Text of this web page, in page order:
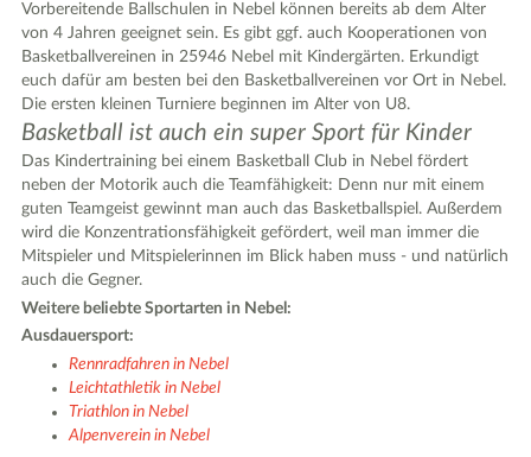
Vorbereitende Ballschulen in Nebel können bereits ab dem Alter
von 4 Jahren geeignet sein. Es gibt ggf. auch Kooperationen von
Basketballvereinen in 25946 Nebel mit Kindergärten. Erkundigt
euch dafür am besten bei den Basketballvereinen vor Ort in Nebel.
Die ersten kleinen Turniere beginnen im Alter von U8.
Basketball ist auch ein super Sport für Kinder
Das Kindertraining bei einem Basketball Club in Nebel fördert
neben der Motorik auch die Teamfähigkeit: Denn nur mit einem
guten Teamgeist gewinnt man auch das Basketballspiel. Außerdem
wird die Konzentrationsfähigkeit gefördert, weil man immer die
Mitspieler und Mitspielerinnen im Blick haben muss - und natürlich
auch die Gegner.
Weitere beliebte Sportarten in Nebel:
Ausdauersport:
Rennradfahren in Nebel
Leichtathletik in Nebel
Triathlon in Nebel
Alpenverein in Nebel